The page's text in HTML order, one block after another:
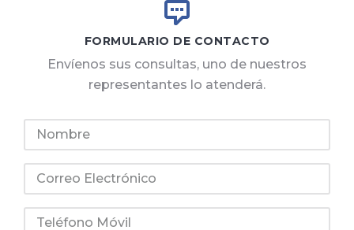
FORMULARIO DE CONTACTO
Envíenos sus consultas, uno de nuestros
representantes lo atenderá.